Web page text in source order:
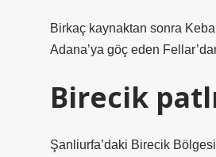
Birkaç kaynaktan sonra
Adana’ya göç eden
Birecik
Şanliurfa’daki Birecik